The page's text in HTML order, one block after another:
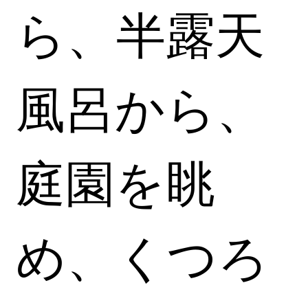
ら、半露天
風呂から、
庭園を眺
め、くつろ